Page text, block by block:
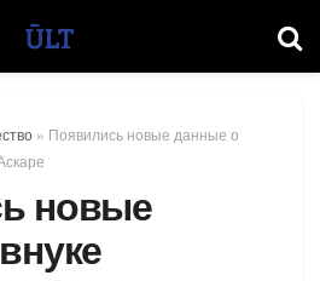
» Появились новые данные о
новые